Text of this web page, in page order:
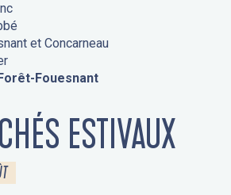
et Concarneau
Fouesnant
ESTIVAUX